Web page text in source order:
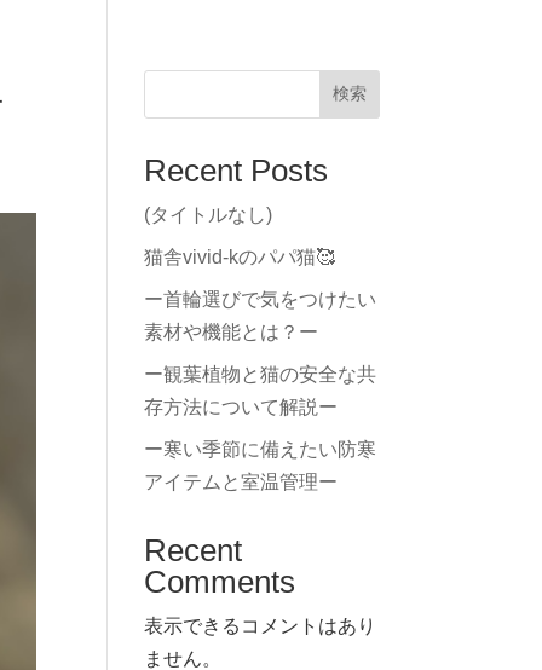
検索
Recent Posts
(タイトルなし)
猫舎vivid-kのパパ猫🥰
ー首輪選びで気をつけたい
素材や機能とは？ー
ー観葉植物と猫の安全な共
存方法について解説ー
ー寒い季節に備えたい防寒
アイテムと室温管理ー
Recent
Comments
表示できるコメントはあり
ません。